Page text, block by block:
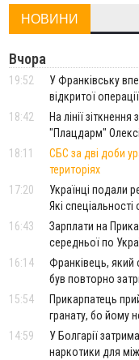
НОВИНИ
Вчора
19:52
У Франківську
відкритої операції
18:42
На лінії
"Плацдарм"
18:11
СБС за дві доби
територіях
17:20
Українці подали
Які
16:43
Зарплати на
середньої по
16:14
Франківець, який
був повторно
15:54
Прикарпатець
гранату, бо йому
14:59
У Болгарії
наркотики для